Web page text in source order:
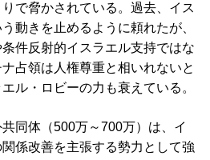
で脅かされている。過去、イス
動きを止めるように頼れたが、
件反射的イスラエル支持ではな
占領は人権尊重と相いれないと
ル・ロビーの力も衰えている。
同体（500万～700万）は、イ
係改善を主張する勢力として強